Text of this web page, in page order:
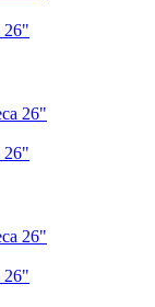
26"
26"
26"